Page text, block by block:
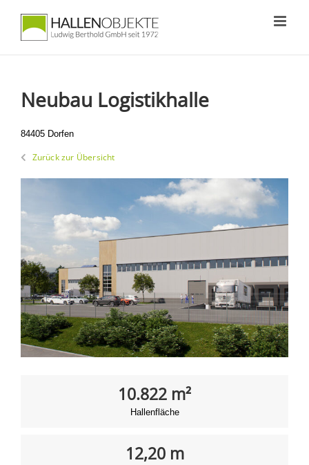
springen
Neubau Logistikhalle
84405 Dorfen
Zurück zur Übersicht
10.822 m²
Hallenfläche
12,20 m